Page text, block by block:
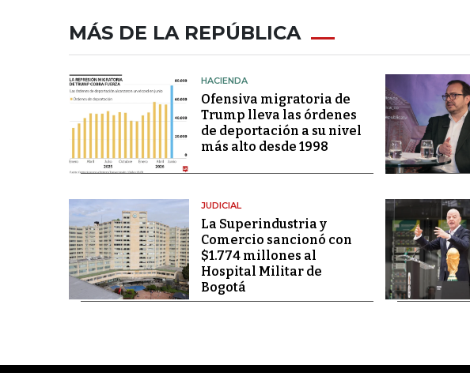
MÁS DE LA REPÚBLICA
HACIENDA
Ofensiva migratoria de
Trump lleva las órdenes
de deportación a su nivel
más alto desde 1998
JUDICIAL
La Superindustria y
Comercio sancionó con
$1.774 millones al
Hospital Militar de
Bogotá